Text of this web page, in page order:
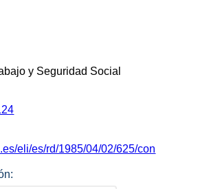
y Seguridad Social
eli/es/rd/1985/04/02/625/con